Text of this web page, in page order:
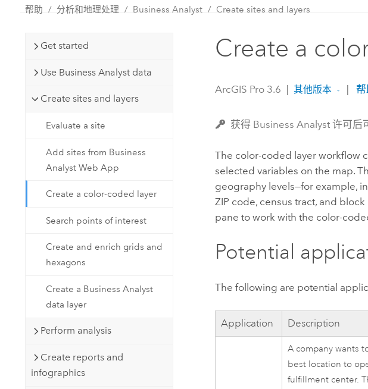
ArcGIS Enterprise
构建制图和空间分析应用程序
能源公用事业
电信
交通运输
使用 GIS 创建现代化、
者了解基础设施工程与
探索基础设施管理
所有故事
联系
帮助 分析和地理处理 Business Analyst Create sites and layers
Get started
Use Business Analyst data
Create sites and layers
Evaluate a site
Add sites from Business
Analyst Web App
Create a color-coded layer
Search points of interest
Create and enrich grids and
hexagons
Create a Business Analyst
data layer
Perform analysis
Create reports and
infographics
Create a
ArcGIS Pro 3.6 其他版本
获得 Business Analyst 许可后
The color-coded layer workflow
selected variables on the map.
geography levels—for example,
ZIP code, census tract, and
pane to work with the color-
Potential
The following are potential
Application Description
A company wants
best location to
fulfillment center.